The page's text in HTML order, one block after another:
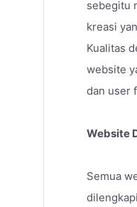
sebegitu
kreasi
Kualitas
website
dan user
Website
Semua